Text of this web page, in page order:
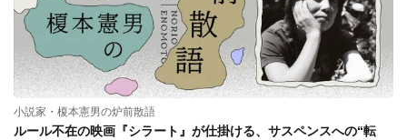
小説家・榎本憲男の炉前散語
ルール不在の映画『シラート』が仕掛ける、サスペンスへの“転